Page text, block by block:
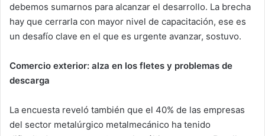
debemos sumarnos para alcanzar el desarrollo. La brecha
hay que cerrarla con mayor nivel de capacitación, ese es
un desafío clave en el que es urgente avanzar, sostuvo.
Comercio exterior: alza en los fletes y problemas de
descarga
La encuesta reveló también que el 40% de las empresas
del sector metalúrgico metalmecánico ha tenido